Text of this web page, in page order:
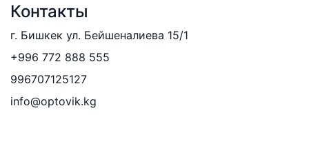
Контакты
г. Бишкек ул. Бейшеналиева 15/1
+996 772 888 555
996707125127
info@optovik.kg